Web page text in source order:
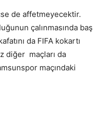
de affetmeyecektir.
çalınmasında baş
da FIFA kokartı
diğer maçları da
maçındaki